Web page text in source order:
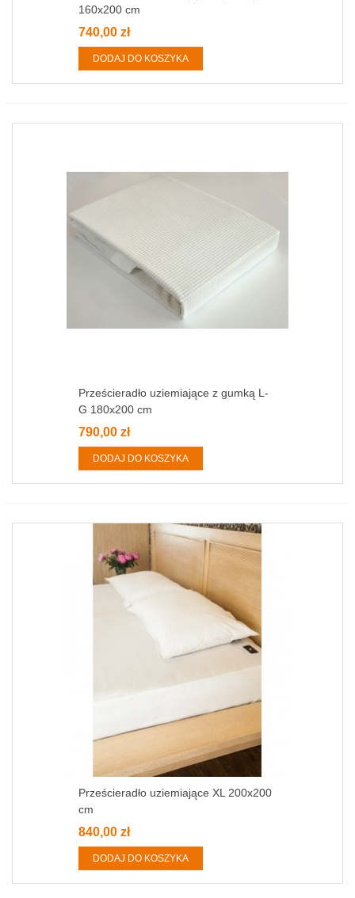
160x200 cm
740,00 zł
DODAJ DO KOSZYKA
Prześcieradło uziemiające z gumką L-
G 180x200 cm
790,00 zł
DODAJ DO KOSZYKA
Prześcieradło uziemiające XL 200x200
cm
840,00 zł
DODAJ DO KOSZYKA